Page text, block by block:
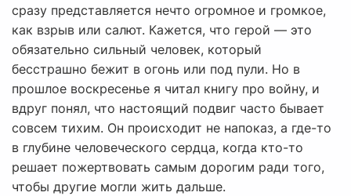
сразу представляется нечто огромное и громкое,
как взрыв или салют. Кажется, что герой — это
обязательно сильный человек, который
бесстрашно бежит в огонь или под пули. Но в
прошлое воскресенье я читал книгу про войну, и
вдруг понял, что настоящий подвиг часто бывает
совсем тихим. Он происходит не напоказ, а где-то
в глубине человеческого сердца, когда кто-то
решает пожертвовать самым дорогим ради того,
чтобы другие могли жить дальше.